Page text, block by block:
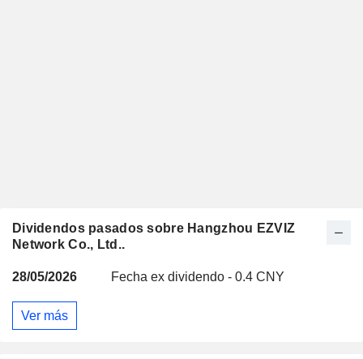
Dividendos pasados sobre Hangzhou EZVIZ
Network Co., Ltd..
28/05/2026 Fecha ex dividendo - 0.4 CNY
Ver más